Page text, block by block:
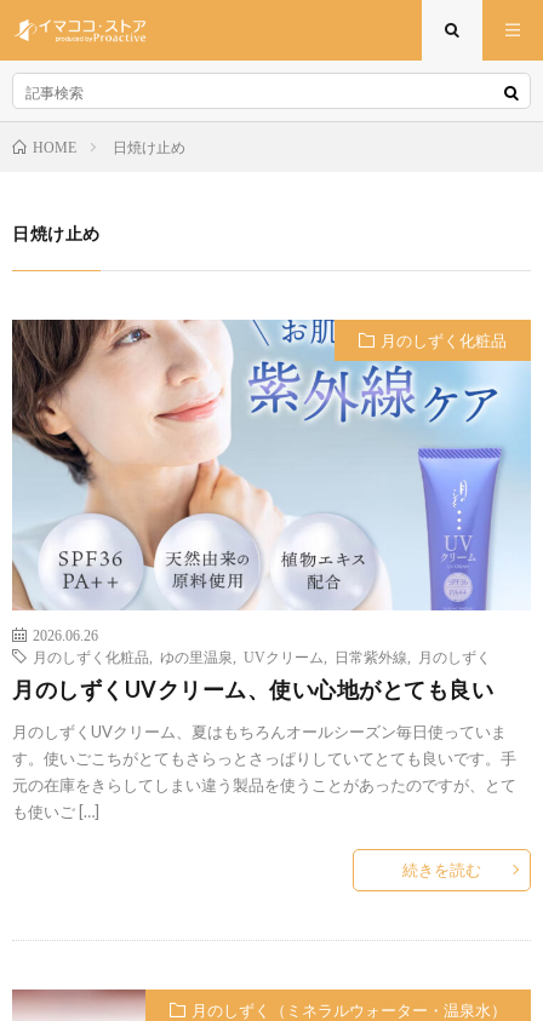
HOME 日焼け止め
日焼け止め
月のしずく化粧品
2026.06.26
月のしずく化粧品
ゆの里温泉 UVクリーム 日常紫外線 月のしずく
月のしずくUVクリーム、使い心地がとても良い
月のしずくUVクリーム、夏はもちろんオールシーズン毎日使っていま
す。使いごこちがとてもさらっとさっぱりしていてとても良いです。手
元の在庫をきらしてしまい違う製品を使うことがあったのですが、とて
も使いご […]
続きを読む
月のしずく（ミネラルウォーター・温泉水）